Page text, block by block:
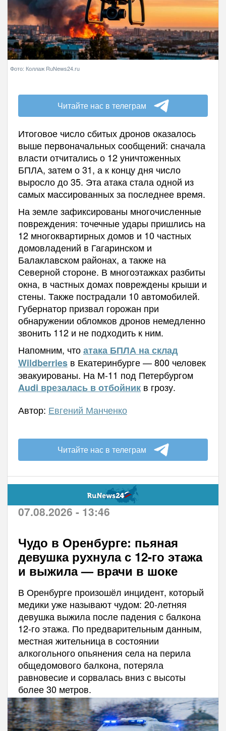
Фото: Коллаж RuNews24.ru
Читайте нас в телеграм
Итоговое число сбитых дронов оказалось
выше первоначальных сообщений: сначала
власти отчитались о 12 уничтоженных
БПЛА, затем о 31, а к концу дня число
выросло до 35. Эта атака стала одной из
самых массированных за последнее время.
На земле зафиксированы многочисленные
повреждения: точечные удары пришлись на
12 многоквартирных домов и 10 частных
домовладений в Гагаринском и
Балаклавском районах, а также на
Северной стороне. В многоэтажках разбиты
окна, в частных домах повреждены крыши и
стены. Также пострадали 10 автомобилей.
Губернатор призвал горожан при
обнаружении обломков дронов немедленно
звонить 112 и не подходить к ним.
Напомним, чтоатака БПЛА на склад
Wildberriesв Екатеринбурге — 800 человек
эвакуированы. На М-11 под Петербургом
Audi врезалась в отбойникв грозу.
Автор: Евгений Манченко
Читайте нас в телеграм
07.08.2026 - 13:46
Чудо в Оренбурге: пьяная
девушка рухнула с 12-го этажа
и выжила — врачи в шоке
В Оренбурге произошёл инцидент, который
медики уже называют чудом: 20-летняя
девушка выжила после падения с балкона
12-го этажа. По предварительным данным,
местная жительница в состоянии
алкогольного опьянения села на перила
общедомового балкона, потеряла
равновесие и сорвалась вниз с высоты
более 30 метров.